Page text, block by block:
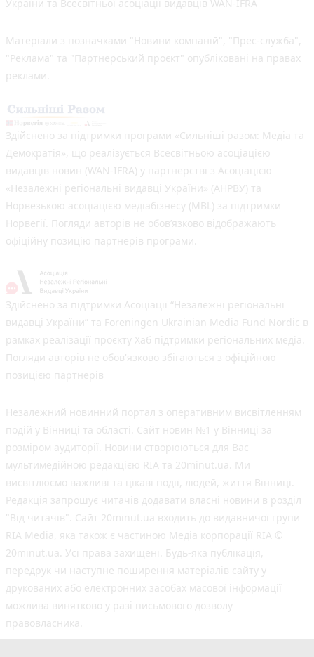
України та Всесвітньої асоціації видавців WAN-IFRA
Матеріали з позначками "Новини компаній", "Прес-служба",
"Реклама" та "Партнерський проєкт" опубліковані на правах
реклами.
Здійснено за підтримки програми «Сильніші разом: Медіа та
Демократія», що реалізується Всесвітньою асоціацією
видавців новин (WAN-IFRA) у партнерстві з Асоціацією
«Незалежні регіональні видавці України» (АНРВУ) та
Норвезькою асоціацією медіабізнесу (MBL) за підтримки
Норвегії. Погляди авторів не обов’язково відображають
офіційну позицію партнерів програми.
Здійснено за підтримки Асоціації “Незалежні регіональні
видавці України” та Foreningen Ukrainian Media Fund Nordic в
рамках реалізації проєкту Хаб підтримки регіональних медіа.
Погляди авторів не обов'язково збігаються з офіційною
позицією партнерів
Незалежний новинний портал з оперативним висвітленням
подій у Вінниці та області. Сайт новин №1 у Вінниці за
розміром аудиторії. Новини створюються для Вас
мультимедійною редакцією RIA та 20minut.ua. Ми
висвітлюємо важливі та цікаві події, людей, життя Вінниці.
Редакція запрошує читачів додавати власні новини в розділ
"Від читачів". Сайт 20minut.ua входить до видавничої групи
RIA Media, яка також є частиною Медіа корпорації RIA ©
20minut.ua. Усі права захищені. Будь-яка публiкацiя,
передрук чи наступне поширення матеріалів сайту у
друкованих або електронних засобах масової інформації
можлива винятково у разі письмового дозволу
правовласника.